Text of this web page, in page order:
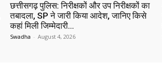
छत्तीसगढ़ पुलिस: निरीक्षकों और उप निरीक्षकों का
तबादला, SP ने जारी किया आदेश, जानिए किसे
कहां मिली जिम्मेदारी…
Swadha - August 4, 2026